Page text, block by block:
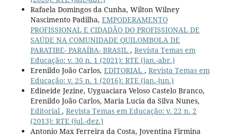
Rafaela Domingos da Cunha, Wilton Wilney
Nascimento Padilha, EMPODERAMENTO
PROFISSIONAL E CIDADÃO DO PROFISSIONAL DE
SAÚDE NA COMUNIDADE QUILOMBOLA DE
PARATIBE- PARAÍBA- BRASIL , Revista Temas em
Educação: v. 30 n. 1 (2021): RTE (jan.-abr.)
Erenildo João Carlos, EDITORIAL , Revista Temas em
Educação: v. 25 n. 1 (2016): RTE (jan.-jun.)
Edineide Jezine, Uyguaciara Veloso Castelo Branco,
Erenildo João Carlos, Maria Lucia da Silva Nunes,
Editorial , Revista Temas em Educação: v. 22 n. 2
(2013): RTE (jul.-dez.)
Antonio Max Ferreira da Costa, Joventina Firmina